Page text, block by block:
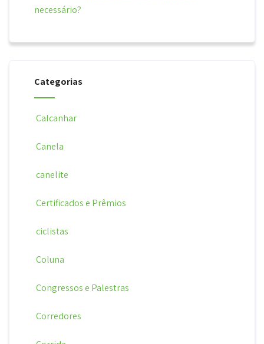
necessário?
Categorias
Calcanhar
Canela
canelite
Certificados e Prêmios
ciclistas
Coluna
Congressos e Palestras
Corredores